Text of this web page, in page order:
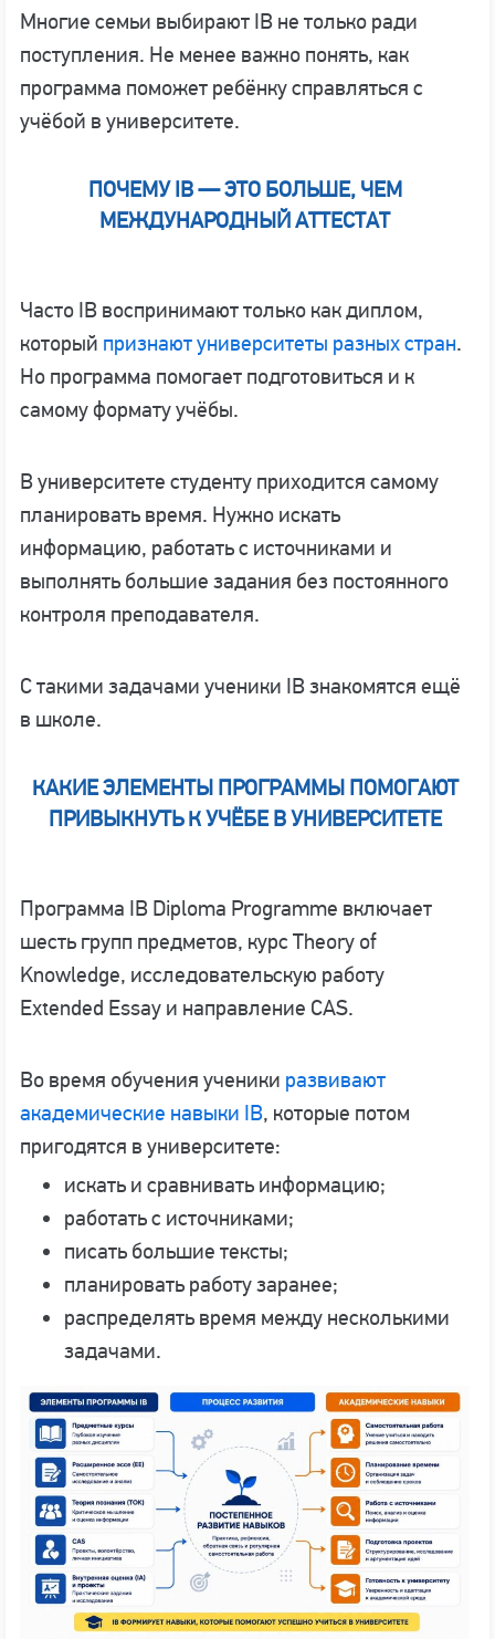
Многие семьи выбирают IB не только ради
поступления. Не менее важно понять, как
программа поможет ребёнку справляться с
учёбой в университете.
ПОЧЕМУ IB — ЭТО БОЛЬШЕ, ЧЕМ
МЕЖДУНАРОДНЫЙ АТТЕСТАТ
Часто IB воспринимают только как диплом,
который признают университеты разных стран.
Но программа помогает подготовиться и к
самому формату учёбы.
В университете студенту приходится самому
планировать время. Нужно искать
информацию, работать с источниками и
выполнять большие задания без постоянного
контроля преподавателя.
С такими задачами ученики IB знакомятся ещё
в школе.
КАКИЕ ЭЛЕМЕНТЫ ПРОГРАММЫ ПОМОГАЮТ
ПРИВЫКНУТЬ К УЧЁБЕ В УНИВЕРСИТЕТЕ
Программа IB Diploma Programme включает
шесть групп предметов, курс Theory of
Knowledge, исследовательскую работу
Extended Essay и направление CAS.
Во время обучения ученики развивают
академические навыки IB, которые потом
пригодятся в университете:
искать и сравнивать информацию;
работать с источниками;
писать большие тексты;
планировать работу заранее;
распределять время между несколькими
задачами.